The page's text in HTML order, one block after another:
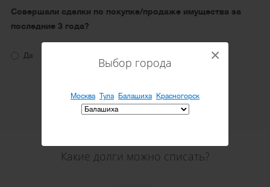
Выбор города
Москва Тула Балашиха Красногорск
×
Совершали сделки по покупке/продаже имущества за
последние 3 года?
Да
Рассчитать стоимость
Какие долги можно списать?